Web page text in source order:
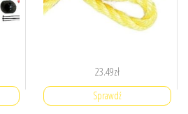
23.49zł
Sprawdź